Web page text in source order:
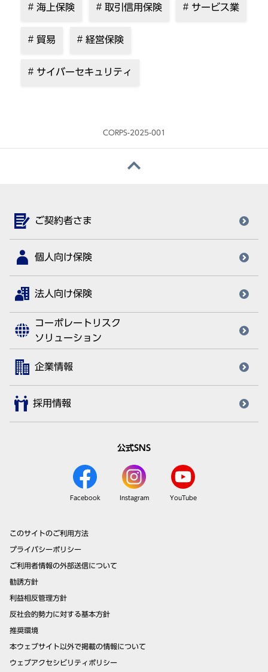
海上保険 取引信用保険 サービス業
貿易 経営保険
サイバーセキュリティ
CORPS-2025-001
ご契約者さま
個人向け保険
法人向け保険
コーポレートリスク
ソリューション
企業情報
採用情報
公式SNS
Facebook Instagram YouTube
このサイトのご利用方法
プライバシーポリシー
ご利用者情報の外部送信について
勧誘方針
利益相反管理方針
反社会的勢力に対する基本方針
推奨環境
本ウェブサイト以外で掲載の情報について
ウェブアクセシビリティポリシー